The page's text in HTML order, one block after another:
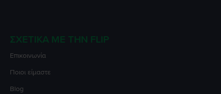
ΣΧΕΤΙΚΆ ΜΕ ΤΗΝ FLIP
Επικοινωνία
Ποιοι είμαστε
Blog